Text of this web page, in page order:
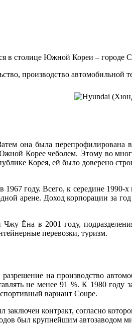
в столице Южной Кореи – городе
производство автомобильной
она была
Корее чеболем. Этому во
Корея, ей было доверено
году. Всего, к середине
арене. Доход корпорации за
Чжу Ёна в 2001 году,
перевозки, туризм.
на производство
не менее 91 %. К 1980
вариант Coupe.
контракт, согласно
был крупнейшим автозаводом